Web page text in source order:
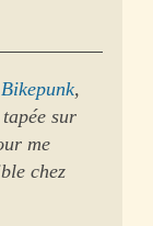
Bikepunk,
sur
me
chez